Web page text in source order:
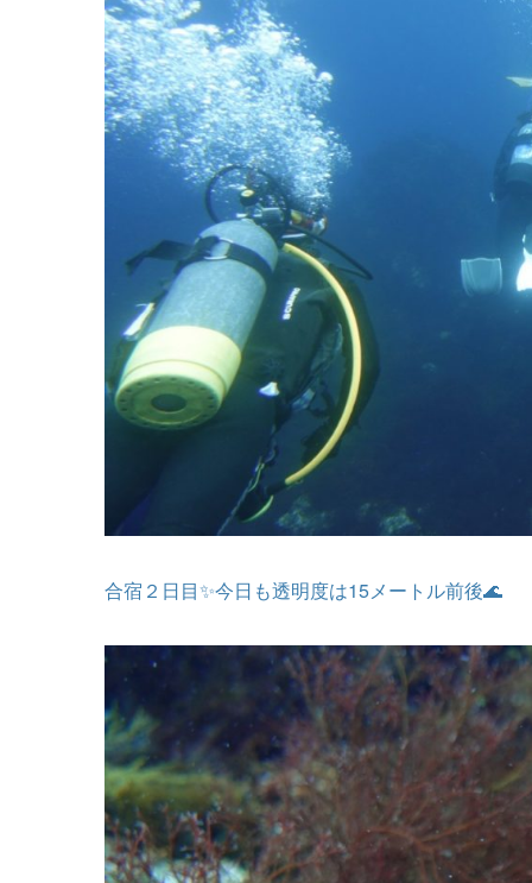
合宿２日目✨今日も透明度は15メートル前後🌊